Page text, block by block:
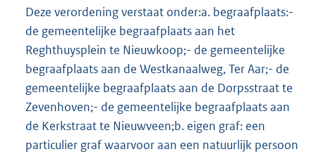
Deze verordening verstaat onder:a. begraafplaats:-
de gemeentelijke begraafplaats aan het
Reghthuysplein te Nieuwkoop;- de gemeentelijke
begraafplaats aan de Westkanaalweg, Ter Aar;- de
gemeentelijke begraafplaats aan de Dorpsstraat te
Zevenhoven;- de gemeentelijke begraafplaats aan
de Kerkstraat te Nieuwveen;b. eigen graf: een
particulier graf waarvoor aan een natuurlijk persoon